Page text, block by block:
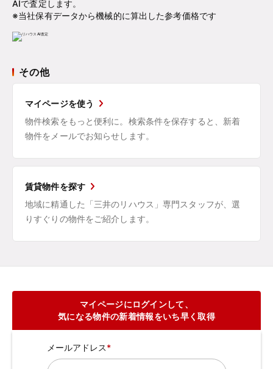
AIで査定します。
※当社保有データから機械的に算出した参考価格です
その他
マイページを使う
物件検索をもっと便利に。検索条件を保存すると、新着
物件をメールでお知らせします。
賃貸物件を探す
地域に精通した「三井のリハウス」専門スタッフが、選
りすぐりの物件をご紹介します。
マイページにログインして、
気になる物件の新着情報をいち早く取得
メールアドレス